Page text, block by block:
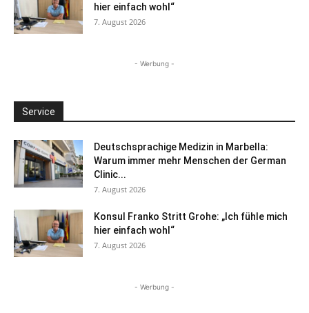
hier einfach wohl“
7. August 2026
- Werbung -
Service
Deutschsprachige Medizin in Marbella:
Warum immer mehr Menschen der German
Clinic...
7. August 2026
Konsul Franko Stritt Grohe: „Ich fühle mich
hier einfach wohl“
7. August 2026
- Werbung -